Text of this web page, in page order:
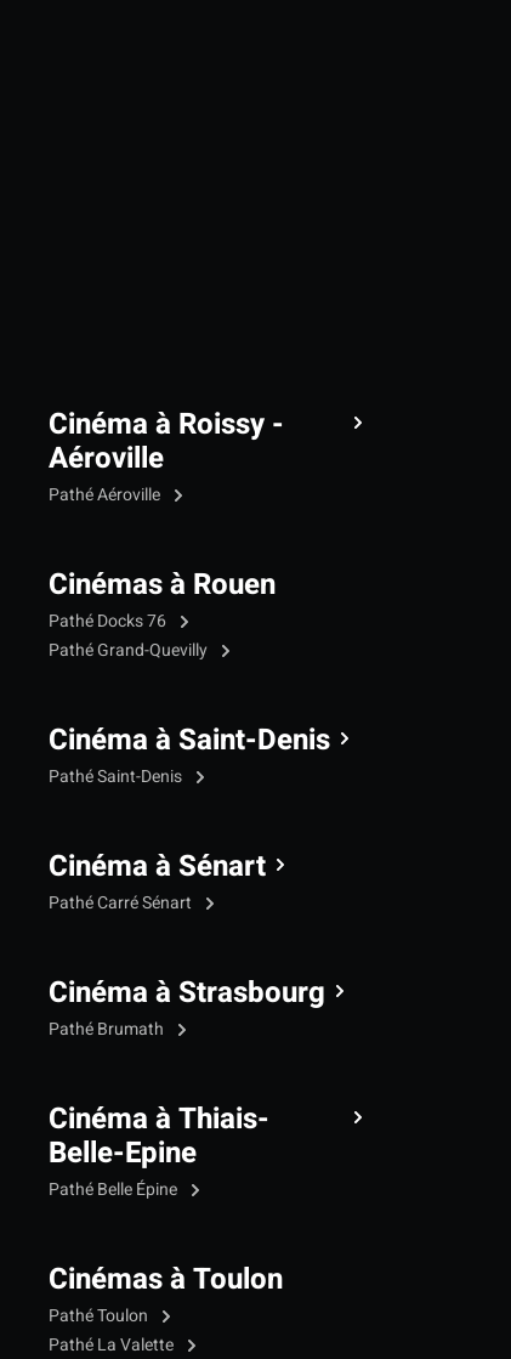
Cinéma à Roissy -
Aéroville
Pathé Aéroville
Cinémas à Rouen
Pathé Docks 76
Pathé Grand-Quevilly
Cinéma à Saint-Denis
Pathé Saint-Denis
Cinéma à Sénart
Pathé Carré Sénart
Cinéma à Strasbourg
Pathé Brumath
Cinéma à Thiais-
Belle-Epine
Pathé Belle Épine
Cinémas à Toulon
Pathé Toulon
Pathé La Valette